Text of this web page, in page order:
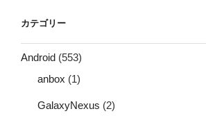
カテゴリー
Android (553)
anbox (1)
GalaxyNexus (2)